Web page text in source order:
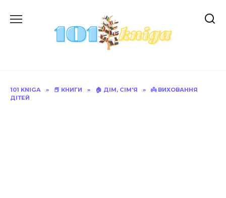
до
101 KNIGA » 📕 КНИГИ » 🏠 ДІМ, СІМ'Я »
👼 ВИХОВАННЯ
ДІТЕЙ